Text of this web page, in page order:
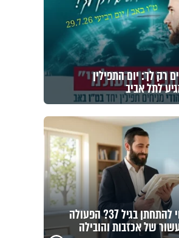
רק לך: יום התפילין
לתל אביב
מה הסיכוי להתחתן בגיל 37? הפעולה
של אכזבות והובילה